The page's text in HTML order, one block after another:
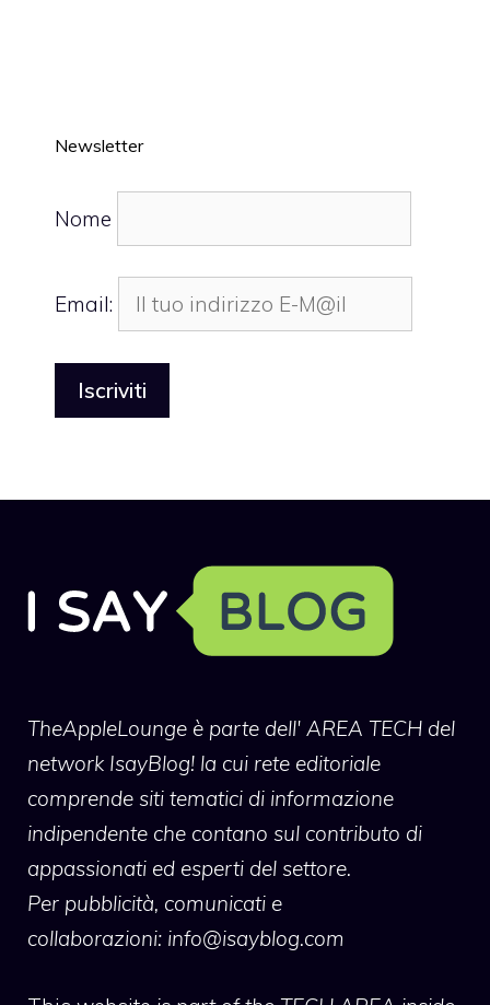
Newsletter
Nome
Email:
TheAppleLounge è parte dell' AREA TECH del
network IsayBlog! la cui rete editoriale
comprende siti tematici di informazione
indipendente che contano sul contributo di
appassionati ed esperti del settore.
Per pubblicità, comunicati e
collaborazioni: info@isayblog.com